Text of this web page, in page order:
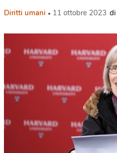
Diritti umani 11 ottobre 2023 di